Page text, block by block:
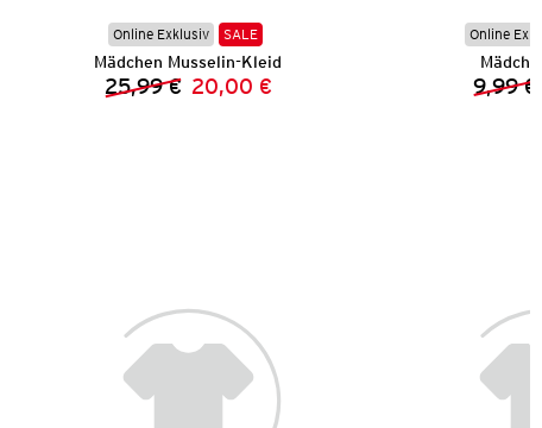
Online Exklusiv SALE
Mädchen Musselin-Kleid
Vorheriger Preis:
25,99 € Neuer Preis:
20,00 €
Online
9,99 €